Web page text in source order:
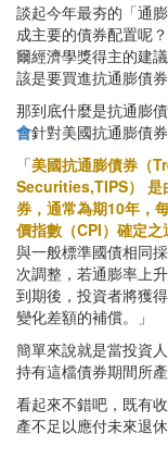
談起今年最夯的「通
成主要的債券配置呢
爾經濟學獎得主的建
該是要買進抗通膨債券
那到底什麼是抗通膨
會針對美國抗通膨債
「美國抗通膨債券（
Securities,TIPS） 是
券，通常為期10年，
價指數（CPI）確定之
與一般標準國債相同
次調整，若通膨率上
到期後，投資者將獲
變化差額的補償。」
簡單來說就是當投資
持有這檔債券期間所
看起來不錯吧，既有
產不足以應付未來退